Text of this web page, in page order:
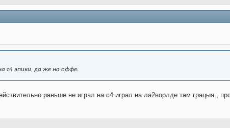
с4 эпики, да же на оффе.
раньше не играл на с4 играл на ла2ворлде там грацыя ,